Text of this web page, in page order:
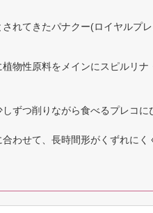
れてきたパナクー(ロイヤルプ
物性原料をメインにスピルリナ
ずつ削りながら食べるプレコに
わせて、長時間形がくずれにく